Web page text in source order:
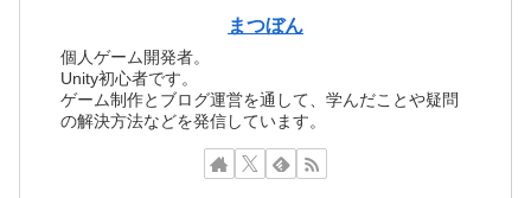
まつぼん
個人ゲーム開発者。
Unity初心者です。
ゲーム制作とブログ運営を通して、学んだことや疑問
の解決方法などを発信しています。